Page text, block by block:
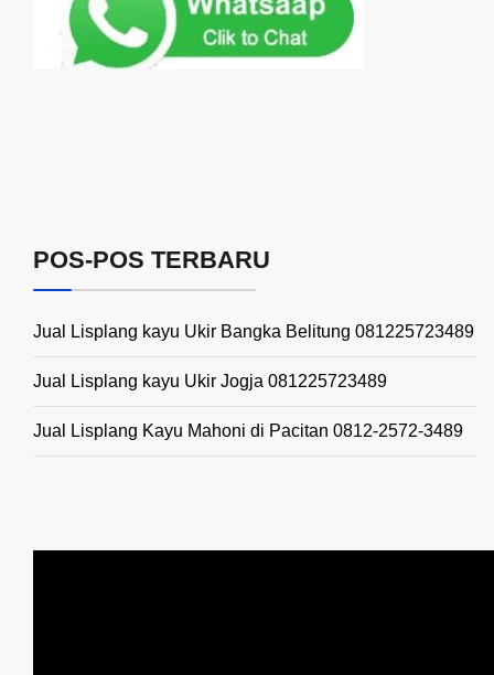
POS-POS TERBARU
Jual Lisplang kayu Ukir Bangka Belitung 081225723489
Jual Lisplang kayu Ukir Jogja 081225723489
Jual Lisplang Kayu Mahoni di Pacitan 0812-2572-3489